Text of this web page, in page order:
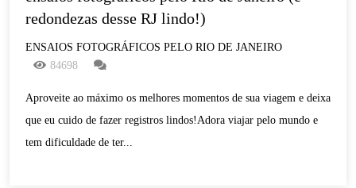
redondezas desse RJ lindo!)
ENSAIOS FOTOGRÁFICOS PELO RIO DE JANEIRO
84698
Aproveite ao máximo os melhores momentos de sua viagem e deixa
que eu cuido de fazer registros lindos!Adora viajar pelo mundo e
tem dificuldade de ter...